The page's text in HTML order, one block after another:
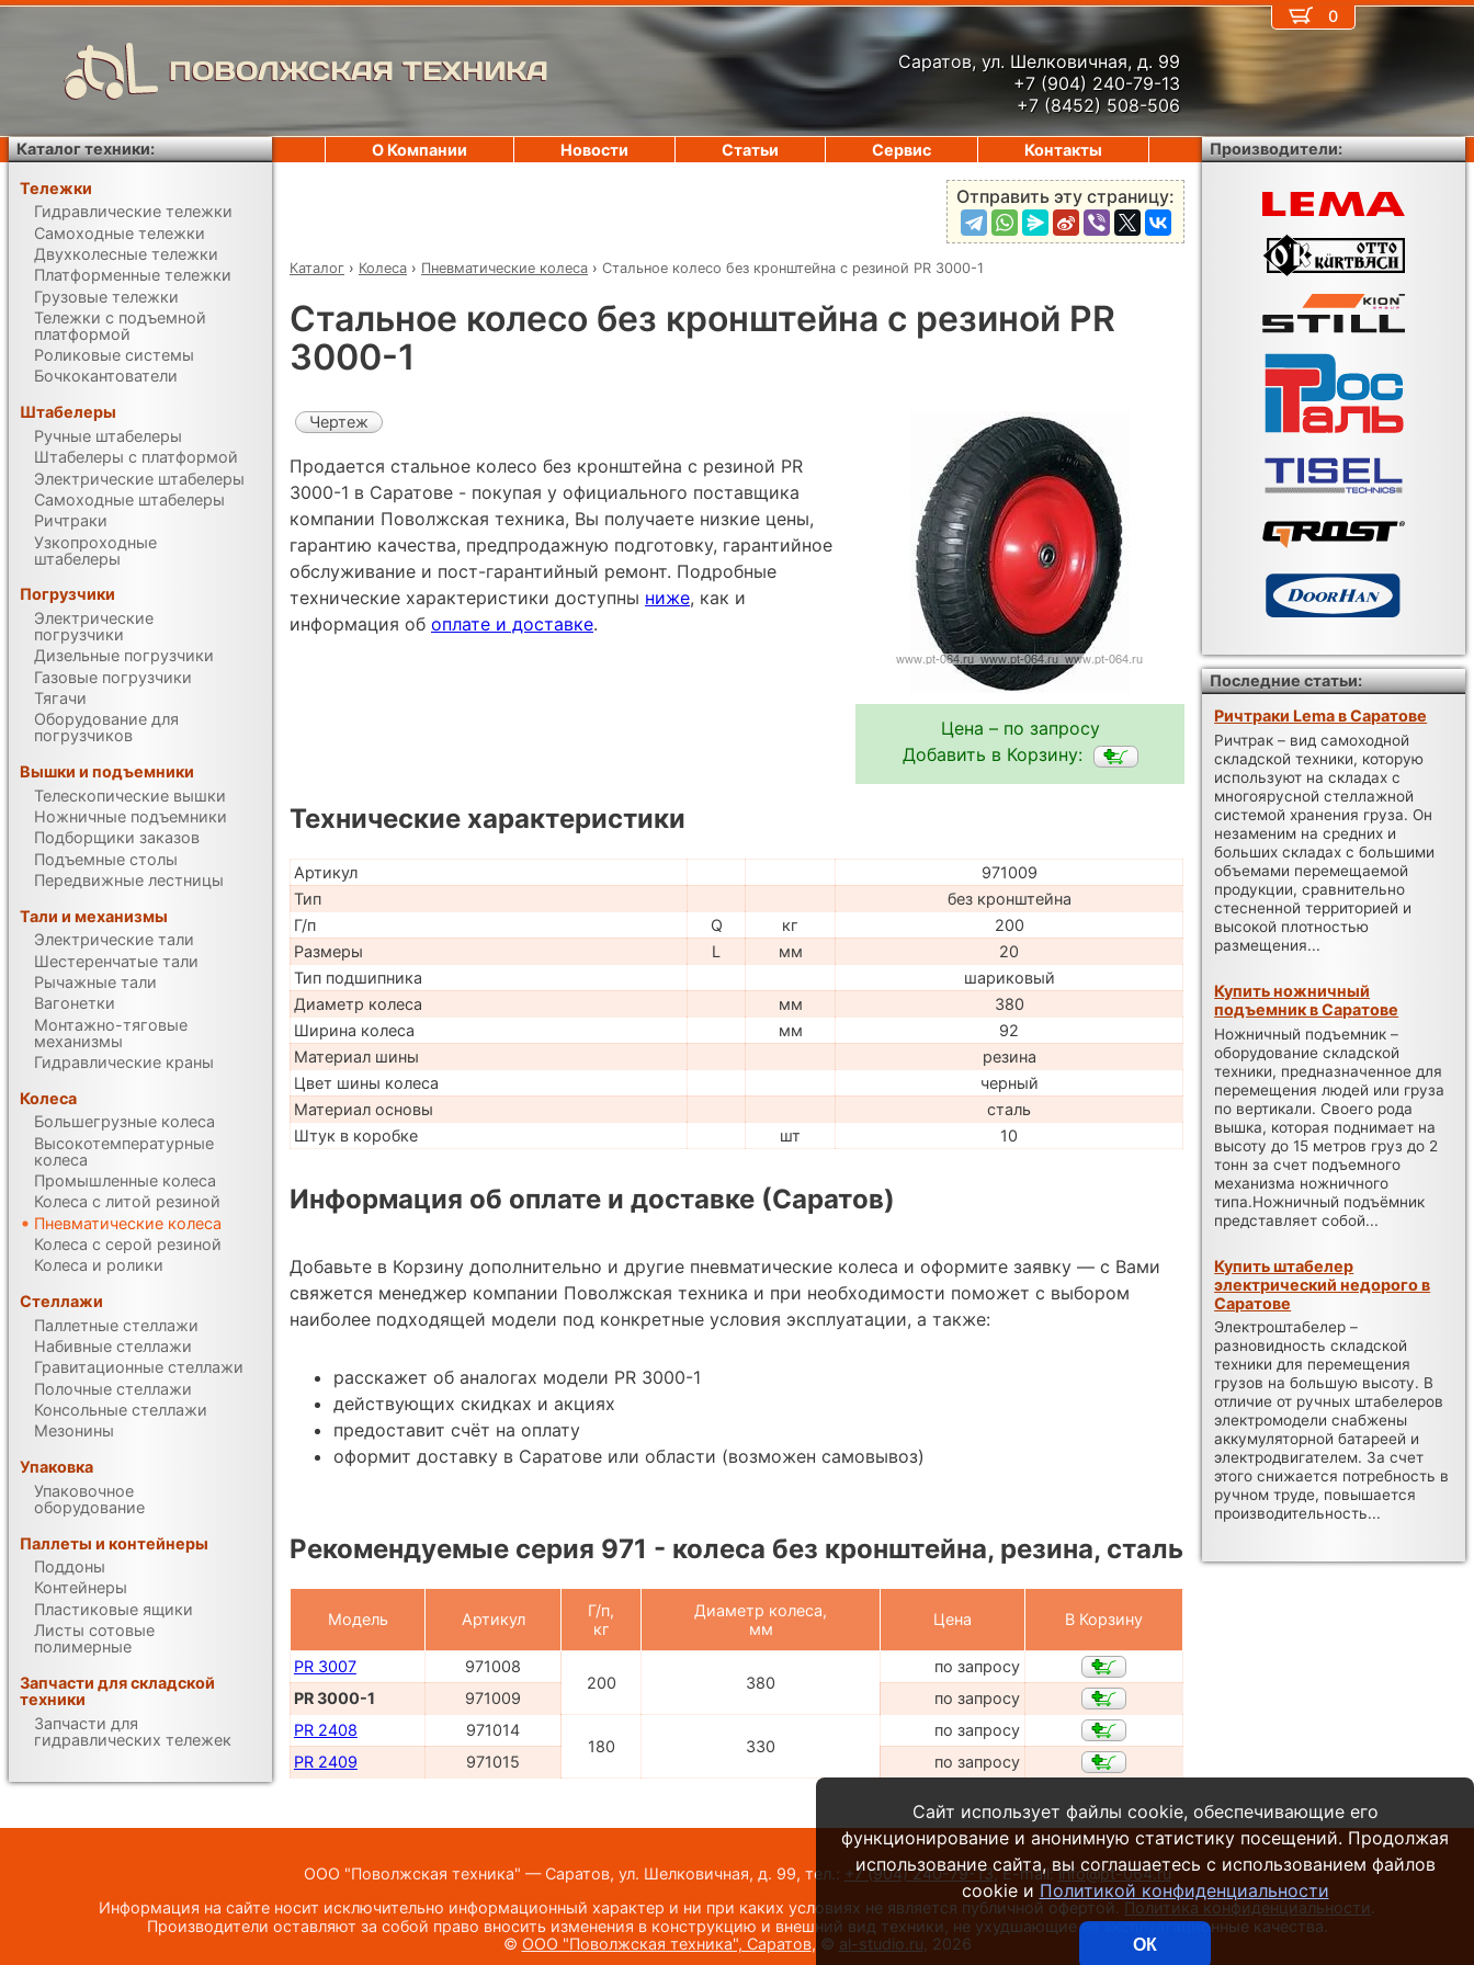
ПОВОЛЖСКАЯ ТЕХНИКА
Саратов, ул. Шелковичная, д. 99
+7 (904) 240-79-13
+7 (8452) 508-506
Отправить эту страницу:
Каталог › Колеса › Пневматические колеса › Стальное колесо без кронштейна с резиной PR 3000-1
Стальное колесо без кронштейна с резиной PR
3000-1
Цена – по запросу
Добавить в Корзину:
Чертеж
Продается стальное колесо без кронштейна с резиной PR
3000-1 в Саратове - покупая у официального поставщика
компании Поволжская техника, Вы получаете низкие цены,
гарантию качества, предпродажную подготовку, гарантийное
обслуживание и пост-гарантийный ремонт. Подробные
технические характеристики доступны ниже, как и
информация об оплате и доставке.
Технические характеристики
Артикул
971009
Тип
без кронштейна
Г/п
Q кг
200
Размеры
L мм
20
Тип подшипника
шариковый
Диаметр колеса
мм
380
Ширина колеса
мм
92
Материал шины
резина
Цвет шины колеса
черный
Материал основы
сталь
Штук в коробке
шт 10
Информация об оплате и доставке (Саратов)
Добавьте в Корзину дополнительно и другие пневматические колеса и оформите заявку — с Вами
свяжется менеджер компании Поволжская техника и при необходимости поможет с выбором
наиболее подходящей модели под конкретные условия эксплуатации, а также:
расскажет об аналогах модели PR 3000-1
действующих скидках и акциях
предоставит счёт на оплату
оформит доставку в Саратове или области (возможен самовывоз)
Рекомендуемые серия 971 - колеса без кронштейна, резина, сталь
Модель Артикул
Г/п,
кг
Диаметр колеса,
мм
Цена В Корзину
PR 3007
971008
200
380
по запросу
PR 3000-1
971009
по запросу
PR 2408
971014
180
330
по запросу
PR 2409
971015 по запросу
0
О Компании Новости Статьи Сервис Контакты
Каталог техники:
Тележки
Гидравлические тележки
Самоходные тележки
Двухколесные тележки
Платформенные тележки
Грузовые тележки
Тележки с подъемной
платформой
Роликовые системы
Бочкокантователи
Штабелеры
Ручные штабелеры
Штабелеры с платформой
Электрические штабелеры
Самоходные штабелеры
Ричтраки
Узкопроходные
штабелеры
Погрузчики
Электрические
погрузчики
Дизельные погрузчики
Газовые погрузчики
Тягачи
Оборудование для
погрузчиков
Вышки и подъемники
Телескопические вышки
Ножничные подъемники
Подборщики заказов
Подъемные столы
Передвижные лестницы
Тали и механизмы
Электрические тали
Шестеренчатые тали
Рычажные тали
Вагонетки
Монтажно-тяговые
механизмы
Гидравлические краны
Колеса
Большегрузные колеса
Высокотемпературные
колеса
Промышленные колеса
Колеса с литой резиной
Пневматические колеса
Колеса с серой резиной
Колеса и ролики
Стеллажи
Паллетные стеллажи
Набивные стеллажи
Гравитационные стеллажи
Полочные стеллажи
Консольные стеллажи
Мезонины
Упаковка
Упаковочное
оборудование
Паллеты и контейнеры
Поддоны
Контейнеры
Пластиковые ящики
Листы сотовые
полимерные
Запчасти для складской
техники
Запчасти для
гидравлических тележек
Производители:
Последние статьи:
Ричтраки Lema в Саратове
Ричтрак – вид самоходной
складской техники, которую
используют на складах с
многоярусной стеллажной
системой хранения груза. Он
незаменим на средних и
больших складах с большими
объемами перемещаемой
продукции, сравнительно
стесненной территорией и
высокой плотностью
размещения...
Купить ножничный
подъемник в Саратове
Ножничный подъемник –
оборудование складской
техники, предназначенное для
перемещения людей или груза
по вертикали. Своего рода
вышка, которая поднимает на
высоту до 15 метров груз до 2
тонн за счет подъемного
механизма ножничного
типа.Ножничный подъёмник
представляет собой...
Купить штабелер
электрический недорого в
Саратове
Электроштабелер –
разновидность складской
техники для перемещения
грузов на большую высоту. В
отличие от ручных штабелеров
электромодели снабжены
аккумуляторной батареей и
электродвигателем. За счет
этого снижается потребность в
ручном труде, повышается
производительность...
ООО "Поволжская техника" — Саратов, ул. Шелковичная, д. 99, тел.: +7 (904) 240-79-13,E-mail:info@pt-064.ru
Информация на сайте носит исключительно информационный характер и ни при каких условиях не является публичной офертой. Политика конфиденциальности
Производители оставляют за собой право вносить изменения в конструкцию и внешний вид техники, не ухудшающие ее эксплуатационные качества.
© ООО "Поволжская техника", Саратов, © al-studio.ru, 2026
Сайт использует файлы cookie, обеспечивающие его
функционирование и анонимную статистику посещений. Продолжая
использование сайта, вы соглашаетесь с использованием файлов
cookie и Политикой конфиденциальности
ОК